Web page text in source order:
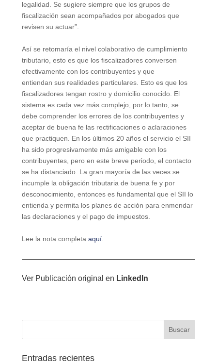
legalidad. Se sugiere siempre que los grupos de
fiscalización sean acompañados por abogados que
revisen su actuar”.
Así se retomaría el nivel colaborativo de cumplimiento
tributario, esto es que los fiscalizadores conversen
efectivamente con los contribuyentes y que
entiendan sus realidades particulares. Esto es que los
fiscalizadores tengan rostro y domicilio conocido. El
sistema es cada vez más complejo, por lo tanto, se
debe comprender los errores de los contribuyentes y
aceptar de buena fe las rectificaciones o aclaraciones
que practiquen. En los últimos 20 años el servicio el SII
ha sido progresivamente más amigable con los
contribuyentes, pero en este breve periodo, el contacto
se ha distanciado. La gran mayoría de las veces se
incumple la obligación tributaria de buena fe y por
desconocimiento, entonces es fundamental que el SII lo
entienda y permita los planes de acción para enmendar
las declaraciones y el pago de impuestos.
Lee la nota completa aquí.
Ver Publicación original en LinkedIn
Entradas recientes